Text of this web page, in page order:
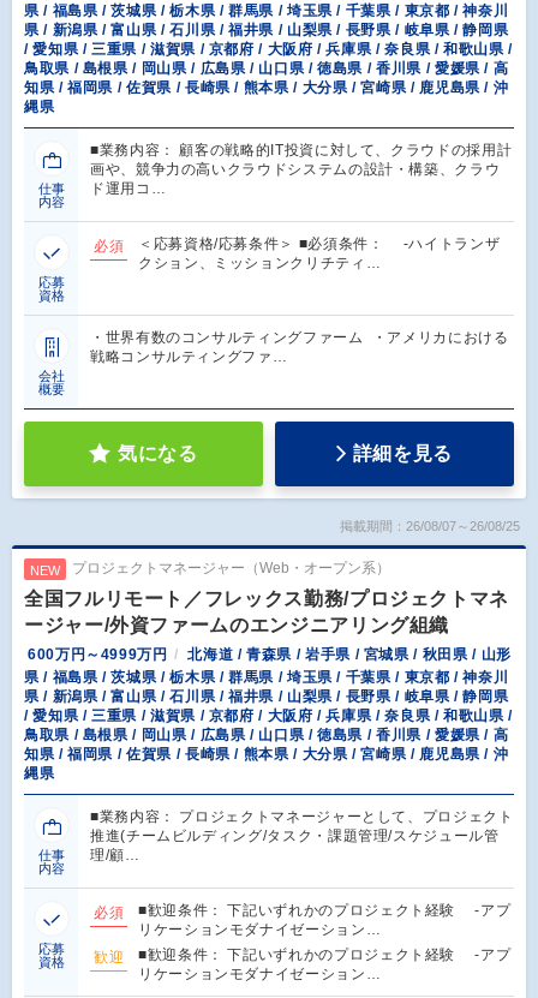
県 / 福島県 / 茨城県 / 栃木県 / 群馬県 / 埼玉県 / 千葉県 / 東京都 / 神奈川
県 / 新潟県 / 富山県 / 石川県 / 福井県 / 山梨県 / 長野県 / 岐阜県 / 静岡県
/ 愛知県 / 三重県 / 滋賀県 / 京都府 / 大阪府 / 兵庫県 / 奈良県 / 和歌山県 /
鳥取県 / 島根県 / 岡山県 / 広島県 / 山口県 / 徳島県 / 香川県 / 愛媛県 / 高
知県 / 福岡県 / 佐賀県 / 長崎県 / 熊本県 / 大分県 / 宮崎県 / 鹿児島県 / 沖
縄県
仕事
内容
■業務内容： 顧客の戦略的IT投資に対して、クラウドの採用計
画や、競争力の高いクラウドシステムの設計・構築、クラウ
ド運用コ…
応募
資格
必須
＜応募資格/応募条件＞ ■必須条件： -ハイトランザ
クション、ミッションクリチティ…
会社
概要
・世界有数のコンサルティングファーム ・アメリカにおける
戦略コンサルティングファ…
気になる 詳細を見る
掲載期間：26/08/07～26/08/25
NEW プロジェクトマネージャー（Web・オープン系）
全国フルリモート／フレックス勤務/プロジェクトマネ
ージャー/外資ファームのエンジニアリング組織
600万円～4999万円
北海道 / 青森県 / 岩手県 / 宮城県 / 秋田県 / 山形
県 / 福島県 / 茨城県 / 栃木県 / 群馬県 / 埼玉県 / 千葉県 / 東京都 / 神奈川
県 / 新潟県 / 富山県 / 石川県 / 福井県 / 山梨県 / 長野県 / 岐阜県 / 静岡県
/ 愛知県 / 三重県 / 滋賀県 / 京都府 / 大阪府 / 兵庫県 / 奈良県 / 和歌山県 /
鳥取県 / 島根県 / 岡山県 / 広島県 / 山口県 / 徳島県 / 香川県 / 愛媛県 / 高
知県 / 福岡県 / 佐賀県 / 長崎県 / 熊本県 / 大分県 / 宮崎県 / 鹿児島県 / 沖
縄県
仕事
内容
■業務内容： プロジェクトマネージャーとして、プロジェクト
推進(チームビルディング/タスク・課題管理/スケジュール管
理/顧…
応募
資格
必須
■歓迎条件： 下記いずれかのプロジェクト経験 -アプ
リケーションモダナイゼーション…
歓迎
■歓迎条件： 下記いずれかのプロジェクト経験 -アプ
リケーションモダナイゼーション…